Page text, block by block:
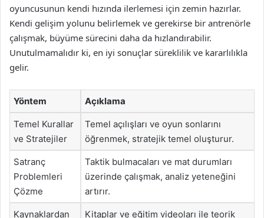
oyuncusunun kendi hızında ilerlemesi için zemin hazırlar.
Kendi gelişim yolunu belirlemek ve gerekirse bir antrenörle
çalışmak, büyüme sürecini daha da hızlandırabilir.
Unutulmamalıdır ki, en iyi sonuçlar süreklilik ve kararlılıkla
gelir.
Yöntem Açıklama
Temel Kurallar
ve Stratejiler
Temel açılışları ve oyun sonlarını
öğrenmek, stratejik temel oluşturur.
Satranç
Problemleri
Çözme
Taktik bulmacaları ve mat durumları
üzerinde çalışmak, analiz yeteneğini
artırır.
Kaynaklardan
Kitaplar ve eğitim videoları ile teorik